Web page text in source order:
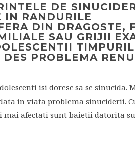
DE
IN RANDURILE
DIN DRAGOSTE,
SAU GRIJII
PROBLEMA
isi doresc sa se sinucida.
in viata problema sinuciderii.
mai afectati sunt baietii datorita